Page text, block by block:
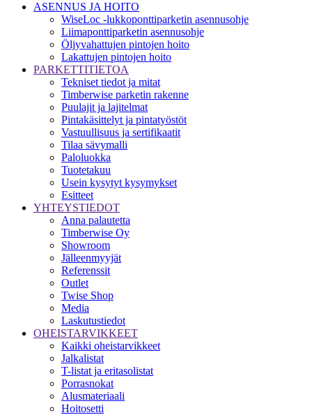
ASENNUS JA HOITO
WiseLoc -lukkoponttiparketin asennusohje
Liimaponttiparketin asennusohje
Öljyvahattujen pintojen hoito
Lakattujen pintojen hoito
PARKETTITIETOA
Tekniset tiedot ja mitat
Timberwise parketin rakenne
Puulajit ja lajitelmat
Pintakäsittelyt ja pintatyöstöt
Vastuullisuus ja sertifikaatit
Tilaa sävymalli
Paloluokka
Tuotetakuu
Usein kysytyt kysymykset
Esitteet
YHTEYSTIEDOT
Anna palautetta
Timberwise Oy
Showroom
Jälleenmyyjät
Referenssit
Outlet
Twise Shop
Media
Laskutustiedot
OHEISTARVIKKEET
Kaikki oheistarvikkeet
Jalkalistat
T-listat ja eritasolistat
Porrasnokat
Alusmateriaali
Hoitosetti